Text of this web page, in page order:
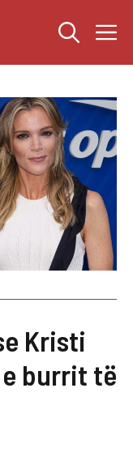
Kristi
e burrit të